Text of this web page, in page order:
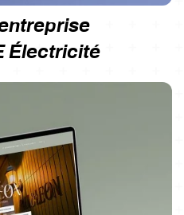
Électricité